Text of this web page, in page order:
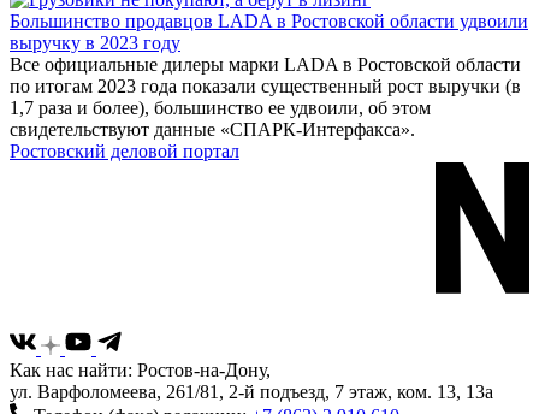
Большинство продавцов LADA в Ростовской области удвоили
выручку в 2023 году
Все официальные дилеры марки LADA в Ростовской области
по итогам 2023 года показали существенный рост выручки (в
1,7 раза и более), большинство ее удвоили, об этом
свидетельствуют данные «СПАРК-Интерфакса».
Ростовский деловой портал
Как нас найти: Ростов-на-Дону,
ул. Варфоломеева, 261/81, 2-й подъезд, 7 этаж, ком. 13, 13а